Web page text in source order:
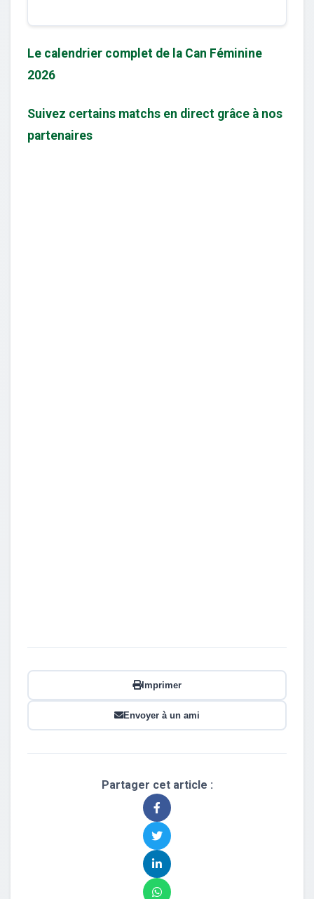
Le calendrier complet de la Can Féminine
2026
Suivez certains matchs en direct grâce à nos
partenaires
Imprimer
Envoyer à un ami
Partager cet article :